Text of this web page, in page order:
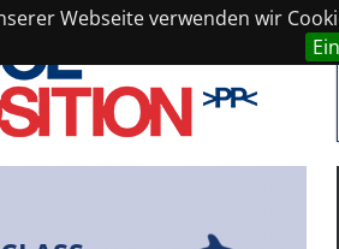
Webseite verwenden wir